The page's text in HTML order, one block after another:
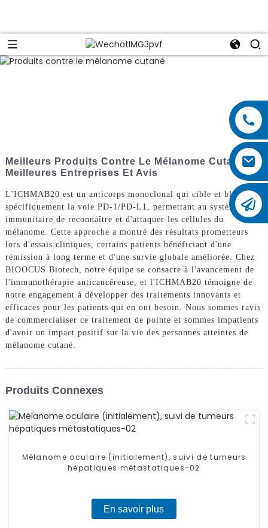
Meilleurs Produits Contre Le Mélanome Cutané :
Meilleures Entreprises Et Avis
L'ICHMAB20 est un anticorps monoclonal qui cible et bloque
spécifiquement la voie PD-1/PD-L1, permettant au système
immunitaire de reconnaître et d'attaquer les cellules du
mélanome. Cette approche a montré des résultats prometteurs
lors d'essais cliniques, certains patients bénéficiant d'une
rémission à long terme et d'une survie globale améliorée. Chez
BIOOCUS Biotech, notre équipe se consacre à l'avancement de
l'immunothérapie anticancéreuse, et l'ICHMAB20 témoigne de
notre engagement à développer des traitements innovants et
efficaces pour les patients qui en ont besoin. Nous sommes ravis
de commercialiser ce traitement de pointe et sommes impatients
d'avoir un impact positif sur la vie des personnes atteintes de
mélanome cutané.
Produits Connexes
Mélanome oculaire (initialement), suivi de tumeurs
hépatiques métastatiques-02
En savoir plus